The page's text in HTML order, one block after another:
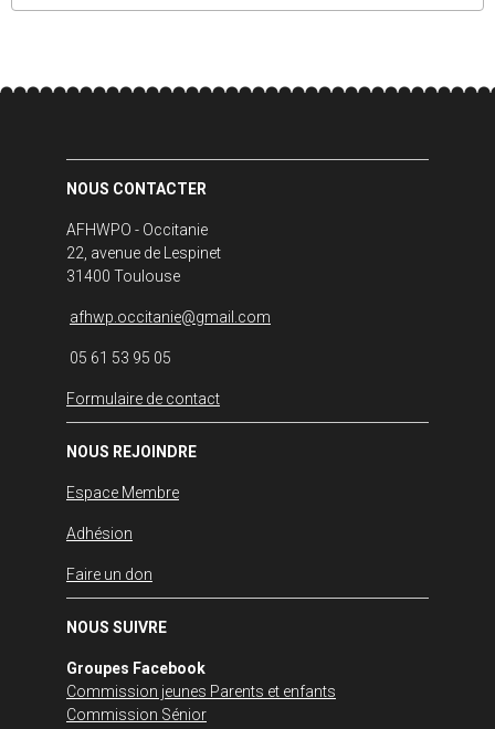
NOUS CONTACTER
AFHWPO - Occitanie
22, avenue de Lespinet
31400 Toulouse
afhwp.occitanie@gmail.com
05 61 53 95 05
Formulaire de contact
NOUS REJOINDRE
Espace Membre
Adhésion
Faire un don
NOUS SUIVRE
Groupes Facebook
Commission jeunes Parents et enfants
Commission Sénior